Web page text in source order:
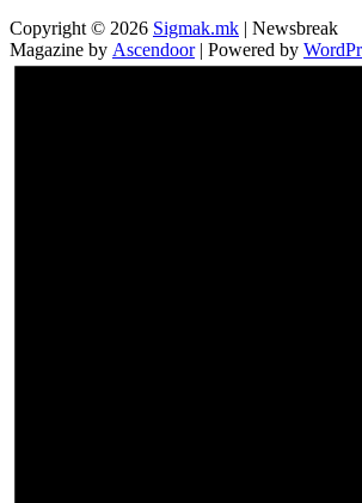
Copyright © 2026 Sigmak.mk | Newsbreak
Magazine by Ascendoor| Powered by